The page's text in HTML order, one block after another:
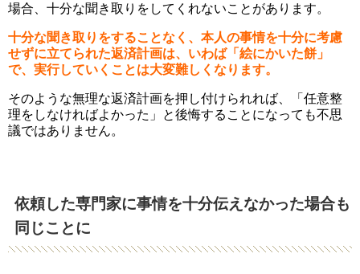
場合、十分な聞き取りをしてくれないことがあります。
十分な聞き取りをすることなく、本人の事情を十分に考慮
せずに立てられた返済計画は、いわば「絵にかいた餅」
で、実行していくことは大変難しくなります。
そのような無理な返済計画を押し付けられれば、「任意整
理をしなければよかった」と後悔することになっても不思
議ではありません。
依頼した専門家に事情を十分伝えなかった場合も
同じことに